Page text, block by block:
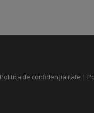
Politica de confidențialitate |